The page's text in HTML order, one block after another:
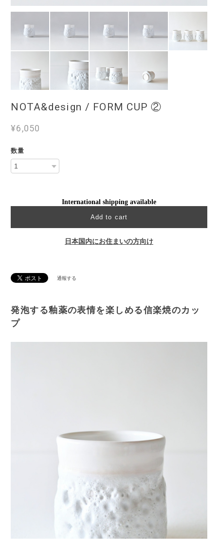
NOTA&design / FORM CUP ②
¥6,050
数量
International shipping available
Add to cart
日本国内にお住まいの方向け
通報する
発泡する釉薬の表情を楽しめる信楽焼のカッ
プ